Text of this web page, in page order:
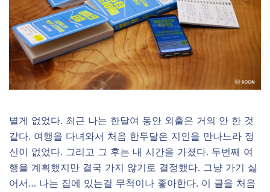
별게 없었다. 최근 나는 한달여 동안 외출은 거의 안 한 것
같다. 여행을 다녀와서 처음 한두달은 지인을 만나느라 정
신이 없었다. 그리고 그 후는 내 시간을 가졌다. 두번째 여
행을 계획했지만 결국 가지 않기로 결정했다. 그냥 가기 싫
어서… 나는 집에 있는걸 무척이나 좋아한다. 이 글을 처음